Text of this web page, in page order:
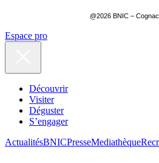
@2026 BNIC –
Espace pro
Découvrir
Visiter
Déguster
S’engager
ActualitésBNICPresseMediathèque